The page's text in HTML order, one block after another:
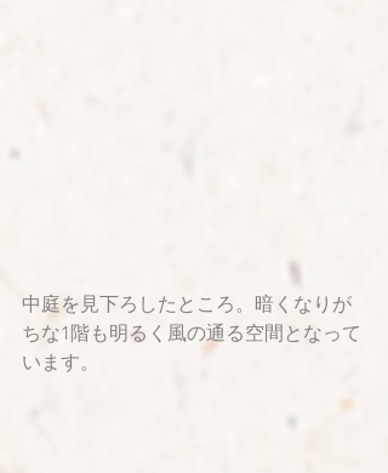
中庭を見下ろしたところ。暗くなりが
ちな1階も明るく風の通る空間となって
います。